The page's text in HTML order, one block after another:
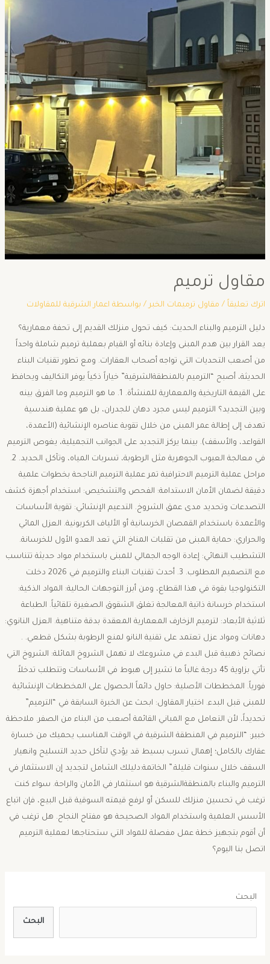
مقاول ترميم
اترك تعليقاً / مقاول ترميمات الخبر / بواسطة اعمار الشرقية للمقاولات
دليل الترميم والبناء الحديث: كيف تحول منزلك القديم إلى تحفة معمارية؟ ​
يعد القرار بين هدم المبنى وإعادة بنائه أو القيام بعملية ترميم شاملة واحداً
من أصعب التحديات التي تواجه أصحاب العقارات. ومع تطور تقنيات البناء
الحديثة، أصبح “الترميم بالمنطقةالشرقية” خياراً ذكياً يوفر التكاليف ويحافظ
على القيمة التاريخية والمعمارية للمنشأة. ​1. ما هو الترميم وما الفرق بينه
وبين التجديد؟ ​الترميم ليس مجرد دهان للجدران، بل هو عملية هندسية
تهدف إلى إطالة عمر المبنى من خلال تقوية عناصره الإنشائية (الأعمدة،
القواعد، والأسقف). بينما يركز التجديد على الجوانب التجميلية، يغوص الترميم
في معالجة العيوب الجوهرية مثل الرطوبة، تسربات المياه، وتآكل الحديد. ​2.
مراحل عملية الترميم الاحترافية ​تمر عملية الترميم الناجحة بخطوات علمية
دقيقة لضمان الأمان الاستدامة: ​الفحص والتشخيص: استخدام أجهزة كشف
التصدعات وتحديد مدى عمق الشروخ. ​التدعيم الإنشائي: تقوية الأساسات
والأعمدة باستخدام القمصان الخرسانية أو الألياف الكربونية. ​العزل المائي
والحراري: حماية المبنى من تقلبات المناخ التي تعد العدو الأول للخرسانة. ​
التشطيب النهائي: إعادة الوجه الجمالي للمبنى باستخدام مواد حديثة تتناسب
مع التصميم المطلوب. ​3. أحدث تقنيات البناء والترميم في 2026 ​دخلت
التكنولوجيا بقوة في هذا القطاع، ومن أبرز التوجهات الحالية: ​المواد الذكية:
استخدام خرسانة ذاتية المعالجة تغلق الشقوق الصغيرة تلقائياً. ​الطباعة
ثلاثية الأبعاد: لترميم الزخارف المعمارية المعقدة بدقة متناهية. ​العزل النانوي:
دهانات ومواد عزل تعتمد على تقنية النانو لمنع الرطوبة بشكل قطعي. .
نصائح ذهبية قبل البدء في مشروعك ​لا تهمل الشروخ المائلة: الشروخ التي
تأتي بزاوية 45 درجة غالباً ما تشير إلى هبوط في الأساسات وتتطلب تدخلاً
فورياً. ​المخططات الأصلية: حاول دائماً الحصول على المخططات الإنشائية
للمبنى قبل البدء. ​اختيار المقاول: ابحث عن الخبرة السابقة في “الترميم”
تحديداً، لأن التعامل مع المباني القائمة أصعب من البناء من الصفر. ​ملاحظة
خبير: “الترميم في المنطقة الشرقية في الوقت المناسب يحميك من خسارة
عقارك بالكامل؛ إهمال تسرب بسيط قد يؤدي لتآكل حديد التسليح وانهيار
السقف خلال سنوات قليلة.” ​الخاتمة:دليلك الشامل لتجديد ​إن الاستثمار في
الترميم والبناء بالمنطقةالشرقية هو استثمار في الأمان والراحة. سواء كنت
ترغب في تحسين منزلك للسكن أو لرفع قيمته السوقية قبل البيع، فإن اتباع
الأسس العلمية واستخدام المواد الصحيحة هو مفتاح النجاح. ​هل ترغب في
أن أقوم بتجهيز خطة عمل مفصلة للمواد التي ستحتاجها لعملية الترميم
اتصل بنا اليوم؟
البحث
البحث